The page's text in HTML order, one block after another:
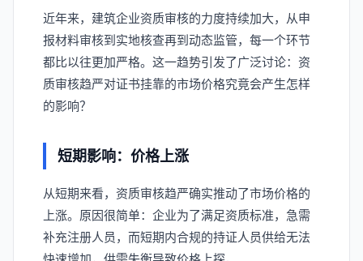
近年来，建筑企业资质审核的力度持续加大，从申
报材料审核到实地核查再到动态监管，每一个环节
都比以往更加严格。这一趋势引发了广泛讨论：资
质审核趋严对证书挂靠的市场价格究竟会产生怎样
的影响？
短期影响：价格上涨
从短期来看，资质审核趋严确实推动了市场价格的
上涨。原因很简单：企业为了满足资质标准，急需
补充注册人员，而短期内合规的持证人员供给无法